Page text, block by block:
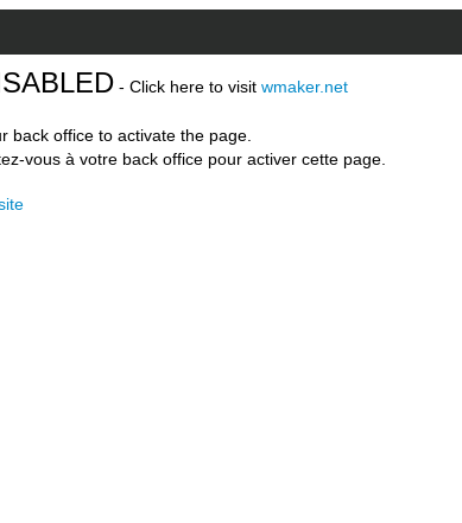
- Click here to visit wmaker.net
back office to activate the page.
vous à votre back office pour activer cette page.